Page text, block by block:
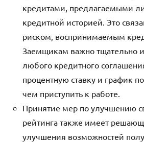
кредитами, предлагаемыми
кредитной историей. Это
риском, воспринимаемым
Заемщикам важно тщательно
любого кредитного
процентную ставку и график
чем приступить к работе.
Принятие мер по улучшению
рейтинга также имеет
улучшения возможностей